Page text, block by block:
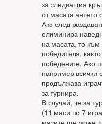
за следващия
от масата антето
Ако след
елиминира
на масата, то
победителя,
победените. Ако
например всички
продължава
за турнира.
В случай, че за
(11 маси по 7
масите ще може